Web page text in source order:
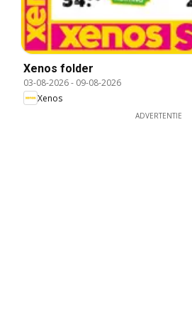
Xenos folder
03-08-2026- 09-08-2026
Xenos
ADVERTENTIE